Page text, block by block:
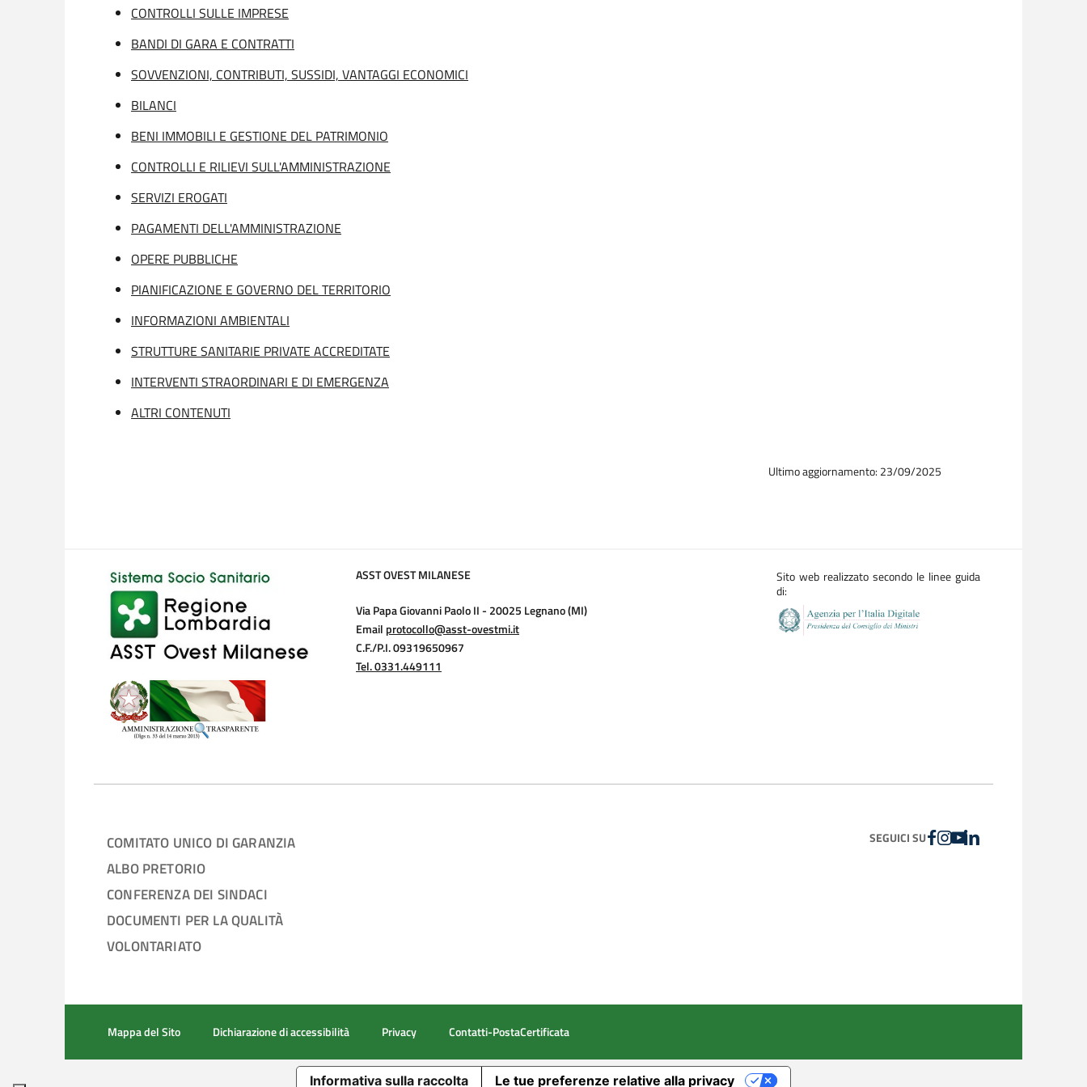
CONTROLLI SULLE IMPRESE
BANDI DI GARA E CONTRATTI
SOVVENZIONI, CONTRIBUTI, SUSSIDI, VANTAGGI ECONOMICI
BILANCI
BENI IMMOBILI E GESTIONE DEL PATRIMONIO
CONTROLLI E RILIEVI SULL'AMMINISTRAZIONE
SERVIZI EROGATI
PAGAMENTI DELL'AMMINISTRAZIONE
OPERE PUBBLICHE
PIANIFICAZIONE E GOVERNO DEL TERRITORIO
INFORMAZIONI AMBIENTALI
STRUTTURE SANITARIE PRIVATE ACCREDITATE
INTERVENTI STRAORDINARI E DI EMERGENZA
ALTRI CONTENUTI
Ultimo aggiornamento: 23/09/2025
ASST OVEST MILANESE
Via Papa Giovanni Paolo II - 20025 Legnano (MI)
Email protocollo@asst-ovestmi.it
C.F./P.I. 09319650967
Tel. 0331.449111
Sito web realizzato secondo le linee guida
di:
COMITATO UNICO DI GARANZIA
ALBO PRETORIO
CONFERENZA DEI SINDACI
DOCUMENTI PER LA QUALITÀ
VOLONTARIATO
SEGUICI SUFACEBOOK
INSTAGRAM
YOUTUBE
LINKEDIN
Mappa del Sito Dichiarazione di accessibilità Privacy Contatti-PostaCertificata
Informativa sulla raccolta Le tue preferenze relative alla privacy